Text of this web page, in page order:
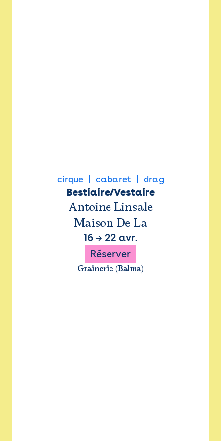
cirque cabaret drag
Bestiaire/Vestaire
Antoine Linsale
Maison De La
16→ 22 avr.
Réserver
Grainerie (Balma)